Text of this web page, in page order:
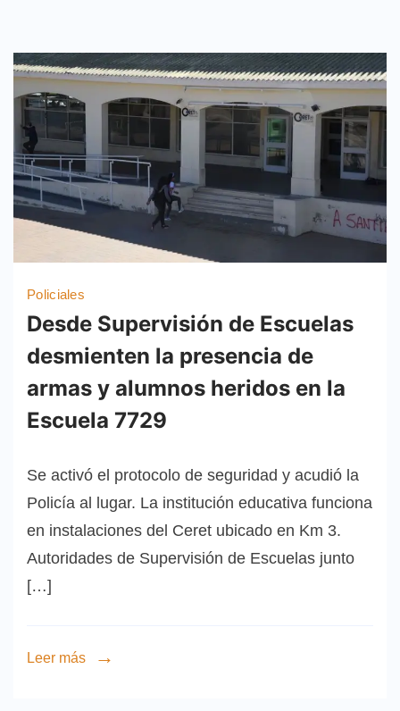
Policiales
Desde Supervisión de Escuelas
desmienten la presencia de
armas y alumnos heridos en la
Escuela 7729
Se activó el protocolo de seguridad y acudió la
Policía al lugar. La institución educativa funciona
en instalaciones del Ceret ubicado en Km 3.
Autoridades de Supervisión de Escuelas junto
[…]
Leer más